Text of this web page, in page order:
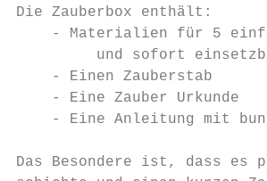
Die Zauberbox enthält:
- Materialien für 5
und sofort
    - Einen Zauberstab
    - Eine Zauber Urkunde
- Eine Anleitung mit
Das Besondere ist, dass es